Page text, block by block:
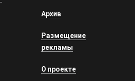
Архив
Размещение
рекламы
О проекте